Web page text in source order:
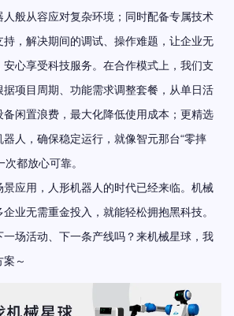
般从容应对复杂环境；同时配备专属技术
持，解决期间的调试、操作难题，让企业无
心享受科技服务。在合作模式上，我们支
项目周期、功能需求调整套餐，从单日活
闲置浪费，最大化降低使用成本；更精选
人，确保稳定运行，就像智元那台“零摔
次都放心可靠。
景应用，人形机器人的时代已经来临。机械
业无需重金投入，就能轻松拥抱黑科技。
场活动、下一条产线吗？来机械星球，我
～